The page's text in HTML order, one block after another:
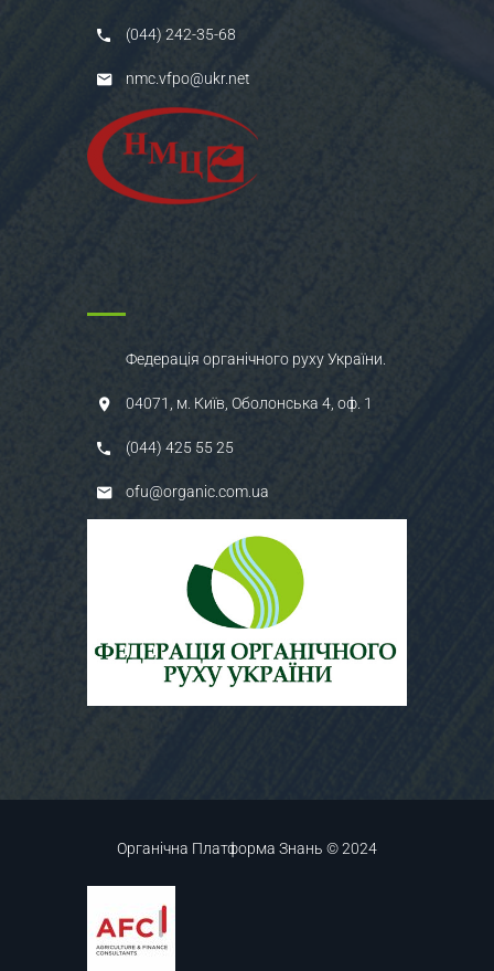
(044) 242-35-68
nmc.vfpo@ukr.net
Федерація органічного руху України.
04071, м. Київ, Оболонська 4, оф. 1
(044) 425 55 25
ofu@organic.com.ua
Органічна Платформа Знань © 2024